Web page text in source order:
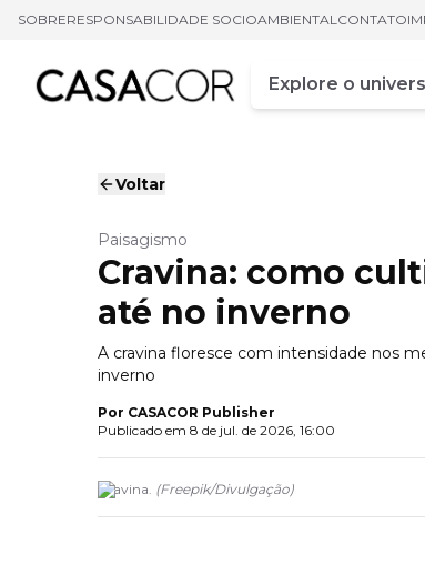
SOBRERESPONSABILIDADE SOCIOAMBIENTALCONTATO
Campo de busca
Digite pelo
Voltar
Paisagismo
Cravina: como
até no inverno
A cravina floresce com intensidade nos
inverno
Por CASACOR Publisher
Publicado em 8 de jul. de 2026, 16:00
Cravina. (Freepik/Divulgação)